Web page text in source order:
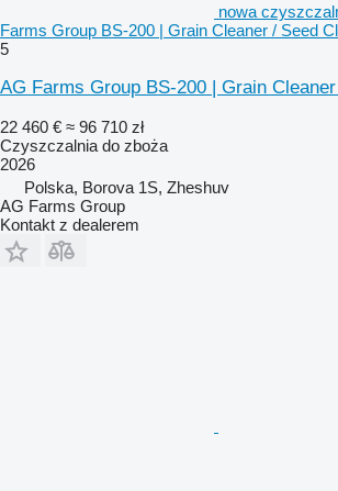
nowa
Farms Group BS-200 | Grain Cleaner / Seed
5
AG Farms Group BS-200 | Grain
22 460 € ≈ 96 710 zł
Czyszczalnia do zboża
2026
Polska, Borova 1S, Zheshuv
AG Farms Group
Kontakt z dealerem